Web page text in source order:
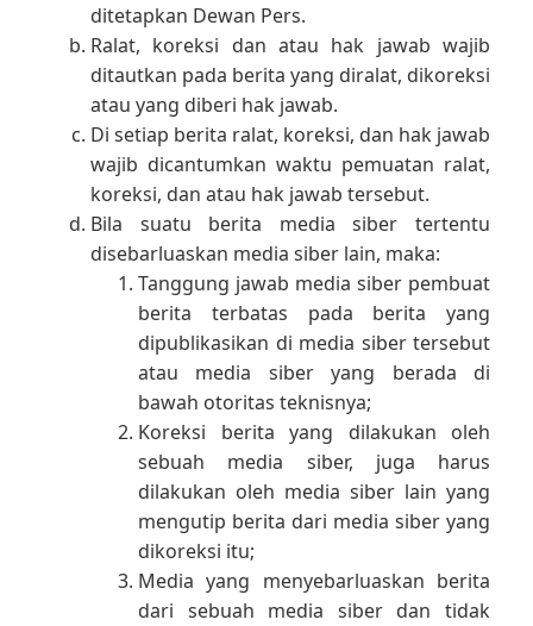
ditetapkan Dewan Pers.
Ralat, koreksi dan atau hak jawab wajib
ditautkan pada berita yang diralat, dikoreksi
atau yang diberi hak jawab.
Di setiap berita ralat, koreksi, dan hak jawab
wajib dicantumkan waktu pemuatan ralat,
koreksi, dan atau hak jawab tersebut.
Bila suatu berita media siber tertentu
disebarluaskan media siber lain, maka:
Tanggung jawab media siber pembuat
berita terbatas pada berita yang
dipublikasikan di media siber tersebut
atau media siber yang berada di
bawah otoritas teknisnya;
Koreksi berita yang dilakukan oleh
sebuah media siber, juga harus
dilakukan oleh media siber lain yang
mengutip berita dari media siber yang
dikoreksi itu;
Media yang menyebarluaskan berita
dari sebuah media siber dan tidak